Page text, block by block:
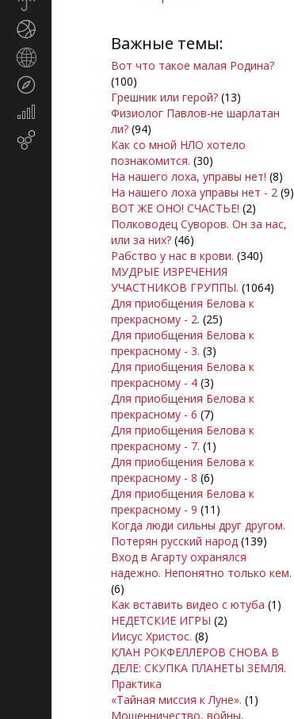
Экономика
маркетинг
Важные темы:
Вот что такое малая Родина?
(100)
Грешник или герой? (13)
Физиолог Павлов-не шарлатан
ли? (94)
Как со мной НЛО хотело
познакомится. (30)
На нашего лоха, управы нет! (8)
На нашего лоха управы нет - 2 (9)
ВОТ ЖЕ ОНО! СЧАСТЬЕ! (2)
Полководец Суворов. Он за нас,
или за них? (46)
Рабство у нас в крови. (340)
МУДРЫЕ ИЗРЕЧЕНИЯ
УЧАСТНИКОВ ГРУППЫ. (1064)
Для приобщения Белова к
прекрасному - 2. (25)
Для приобщения Белова к
прекрасному - 3. (3)
Для приобщения Белова к
прекрасному - 4 (3)
Для приобщения Белова к
прекрасному - 6 (7)
Для приобщения Белова к
прекрасному - 7. (1)
Для приобщения Белова к
прекрасному - 8 (6)
Для приобщения Белова к
прекрасному - 9 (11)
Когда люди сильны друг другом.
Потерян русский народ (139)
Вход в Агарту охранялся
надежно. Непонятно только кем.
(6)
Как вставить видео с ютуба (1)
НЕДЕТСКИЕ ИГРЫ (2)
Иисус Христос. (8)
КЛАН РОКФЕЛЛЕРОВ СНОВА В
ДЕЛЕ: СКУПКА ПЛАНЕТЫ ЗЕМЛЯ.
Практика
«Тайная миссия к Луне». (1)
Мошенничество, войны,